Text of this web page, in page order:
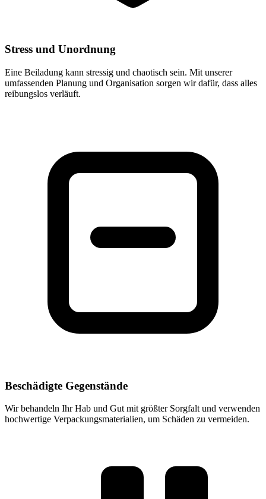
Stress und Unordnung
Eine Beiladung kann stressig und chaotisch sein. Mit unserer
umfassenden Planung und Organisation sorgen wir dafür, dass alles
reibungslos verläuft.
Beschädigte Gegenstände
Wir behandeln Ihr Hab und Gut mit größter Sorgfalt und verwenden
hochwertige Verpackungsmaterialien, um Schäden zu vermeiden.